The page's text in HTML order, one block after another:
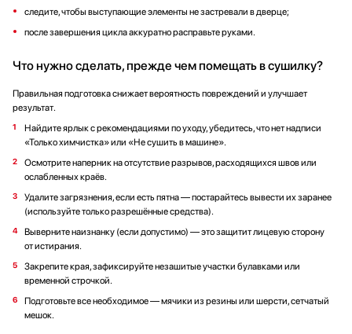
следите, чтобы выступающие элементы не застревали в дверце;
после завершения цикла аккуратно расправьте руками.
Что нужно сделать, прежде чем помещать в сушилку?
Правильная подготовка снижает вероятность повреждений и улучшает
результат.
Найдите ярлык с рекомендациями по уходу, убедитесь, что нет надписи
«Только химчистка» или «Не сушить в машине».
Осмотрите наперник на отсутствие разрывов, расходящихся швов или
ослабленных краёв.
Удалите загрязнения, если есть пятна — постарайтесь вывести их заранее
(используйте только разрешённые средства).
Выверните наизнанку (если допустимо) — это защитит лицевую сторону
от истирания.
Закрепите края, зафиксируйте незашитые участки булавками или
временной строчкой.
Подготовьте все необходимое — мячики из резины или шерсти, сетчатый
мешок.